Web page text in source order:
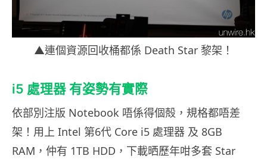
▲連個資源回收桶都係 Death Star 黎架！
i5 處理器 有姿勢有實際
依部別注版 Notebook 唔係得個殻，規格都唔差
架！用上 Intel 第6代 Core i5 處理器 及 8GB
RAM，仲有 1TB HDD，下載晒歷年咁多套 Star